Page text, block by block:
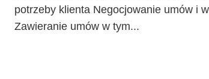
potrzeby klienta Negocjowanie umów i
Zawieranie umów w tym...